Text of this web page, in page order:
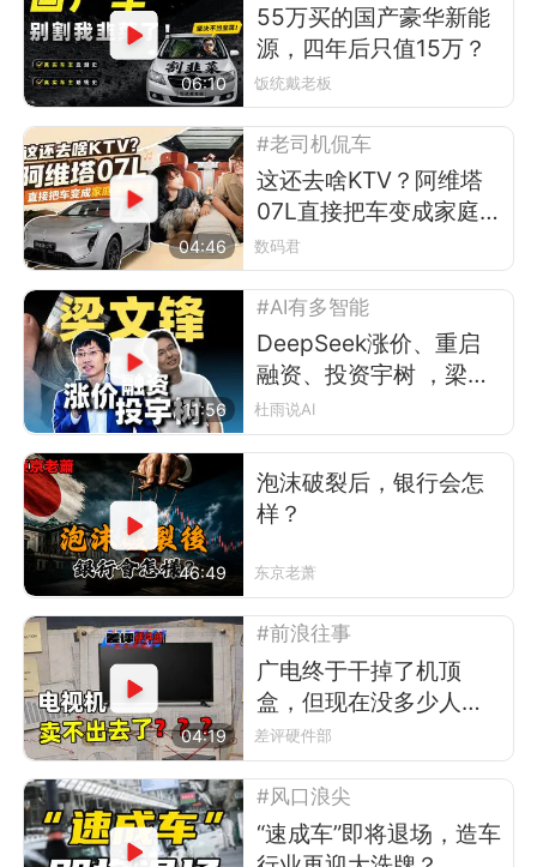
06:10
55万买的国产豪华新能
源，四年后只值15万？
饭统戴老板
04:46
#老司机侃车
这还去啥KTV？阿维塔
07L直接把车变成家庭演
唱会
数码君
11:56
#AI有多智能
DeepSeek涨价、重启
融资、投资宇树 ，梁文
锋在布什么局？
杜雨说AI
46:49
泡沫破裂后，银行会怎
样？
东京老萧
04:19
#前浪往事
广电终于干掉了机顶
盒，但现在没多少人看
电视了
差评硬件部
#风口浪尖
“速成车”即将退场，造车